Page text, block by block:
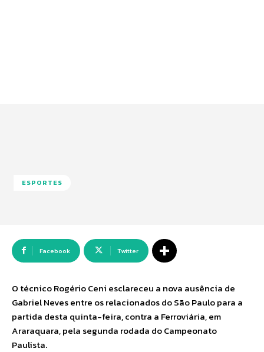
ESPORTES
Facebook Twitter
O técnico Rogério Ceni esclareceu a nova ausência de
Gabriel Neves entre os relacionados do São Paulo para a
partida desta quinta-feira, contra a Ferroviária, em
Araraquara, pela segunda rodada do Campeonato
Paulista.